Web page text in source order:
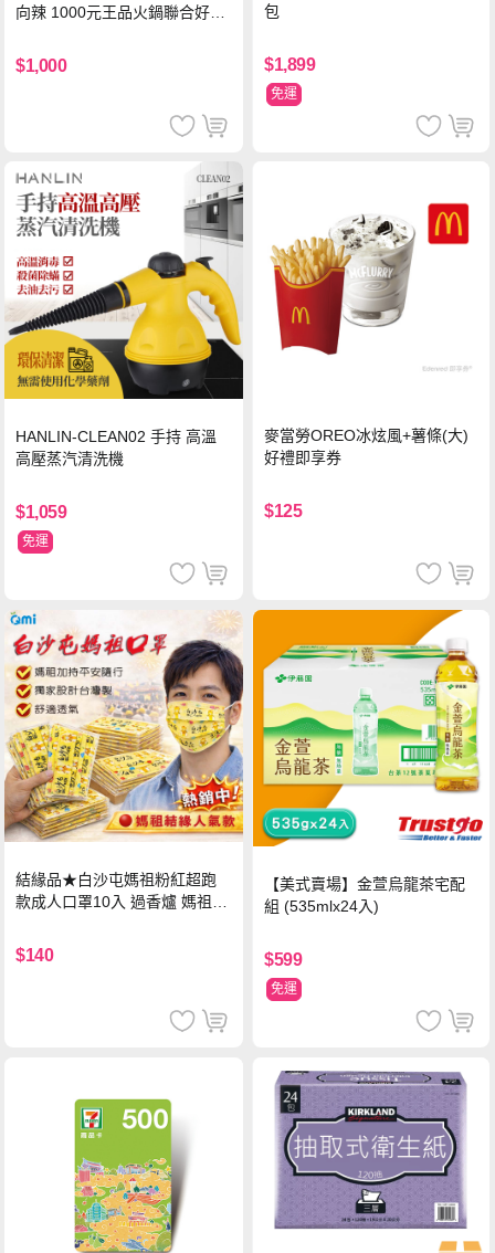
向辣 1000元王品火鍋聯合好禮
$1,000
包
$1,899
免運
HANLIN-CLEAN02 手持 高溫
高壓蒸汽清洗機
$1,059
免運
麥當勞OREO冰炫風+薯條(大)
好禮即享券
$125
結緣品★白沙屯媽祖粉紅超跑
款成人口罩10入 過香爐 媽祖加
$140
【美式賣場】金萱烏龍茶宅配
組 (535mlx24入)
$599
免運